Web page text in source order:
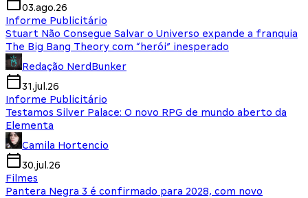
03.ago.26
Informe Publicitário
Stuart Não Consegue Salvar o Universo expande a franquia
The Big Bang Theory com “herói” inesperado
Redação NerdBunker
31.jul.26
Informe Publicitário
Testamos Silver Palace: O novo RPG de mundo aberto da
Elementa
Camila Hortencio
30.jul.26
Filmes
Pantera Negra 3 é confirmado para 2028, com novo